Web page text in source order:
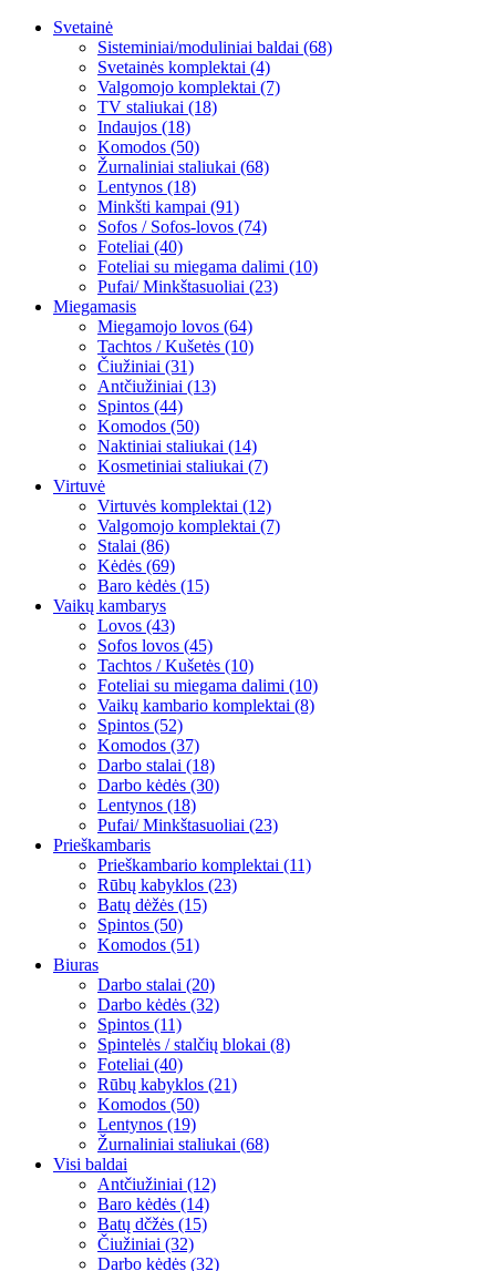
Svetainė
Sisteminiai/moduliniai baldai (68)
Svetainės komplektai (4)
Valgomojo komplektai (7)
TV staliukai (18)
Indaujos (18)
Komodos (50)
Žurnaliniai staliukai (68)
Lentynos (18)
Minkšti kampai (91)
Sofos / Sofos-lovos (74)
Foteliai (40)
Foteliai su miegama dalimi (10)
Pufai/ Minkštasuoliai (23)
Miegamasis
Miegamojo lovos (64)
Tachtos / Kušetės (10)
Čiužiniai (31)
Antčiužiniai (13)
Spintos (44)
Komodos (50)
Naktiniai staliukai (14)
Kosmetiniai staliukai (7)
Virtuvė
Virtuvės komplektai (12)
Valgomojo komplektai (7)
Stalai (86)
Kėdės (69)
Baro kėdės (15)
Vaikų kambarys
Lovos (43)
Sofos lovos (45)
Tachtos / Kušetės (10)
Foteliai su miegama dalimi (10)
Vaikų kambario komplektai (8)
Spintos (52)
Komodos (37)
Darbo stalai (18)
Darbo kėdės (30)
Lentynos (18)
Pufai/ Minkštasuoliai (23)
Prieškambaris
Prieškambario komplektai (11)
Rūbų kabyklos (23)
Batų dėžės (15)
Spintos (50)
Komodos (51)
Biuras
Darbo stalai (20)
Darbo kėdės (32)
Spintos (11)
Spintelės / stalčių blokai (8)
Foteliai (40)
Rūbų kabyklos (21)
Komodos (50)
Lentynos (19)
Žurnaliniai staliukai (68)
Visi baldai
Antčiužiniai (12)
Baro kėdės (14)
Batų dčžės (15)
Čiužiniai (32)
Darbo kėdės (32)